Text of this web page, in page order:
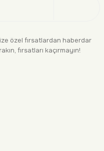
özel fırsatlardan haberdar
fırsatları kaçırmayın!